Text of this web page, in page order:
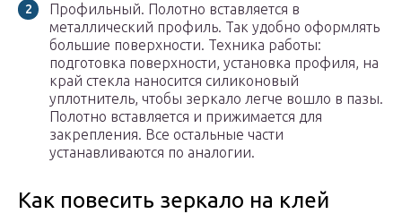
Профильный. Полотно вставляется в
металлический профиль. Так удобно оформлять
большие поверхности. Техника работы:
подготовка поверхности, установка профиля, на
край стекла наносится силиконовый
уплотнитель, чтобы зеркало легче вошло в пазы.
Полотно вставляется и прижимается для
закрепления. Все остальные части
устанавливаются по аналогии.
Как повесить зеркало на клей